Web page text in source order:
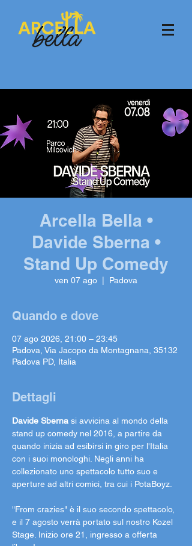
Arcella Bella •
Davide Sberna •
Stand Up Comedy
ven 07 ago Padova
Quando e dove
07 ago 2026, 21:00 – 23:45
Padova, Via Jacopo da Montagnana, 35132
Padova PD, Italia
Dettagli
Davide Sberna si avvicina al mondo della
stand up comedy nel 2016, a partire da
quando inizia ad esibirsi in giro per l'Italia
con i suoi monologhi. Negli anni ha
collezionato uno spettacolo tutto suo e
aperture ad altri comici, tra cui i PotaBoyz.
"From crazies" è il suo secondo spettacolo,
e il 7 agosto verrà portato sul nostro Kozel
Stage. Inizio ore 21, ingresso a offerta